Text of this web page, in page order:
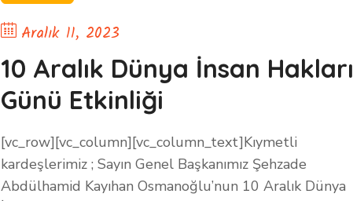
Aralık 11, 2023
10 Aralık Dünya İnsan Hakları
Günü Etkinliği
[vc_row][vc_column][vc_column_text]Kıymetli
kardeşlerimiz ; Sayın Genel Başkanımız Şehzade
Abdülhamid Kayıhan Osmanoğlu’nun 10 Aralık Dünya